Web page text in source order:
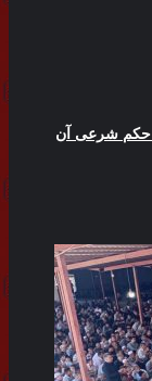
و حکم شرعی آن